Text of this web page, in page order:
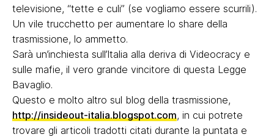
televisione, “tette e culi” (se vogliamo essere scurrili).
Un vile trucchetto per aumentare lo share della
trasmissione, lo ammetto.
Sarà un’inchiesta sull’Italia alla deriva di Videocracy e
sulle mafie, il vero grande vincitore di questa Legge
Bavaglio.
Questo e molto altro sul blog della trasmissione,
http://insideout-italia.blogspot.com, in cui potrete
trovare gli articoli tradotti citati durante la puntata e